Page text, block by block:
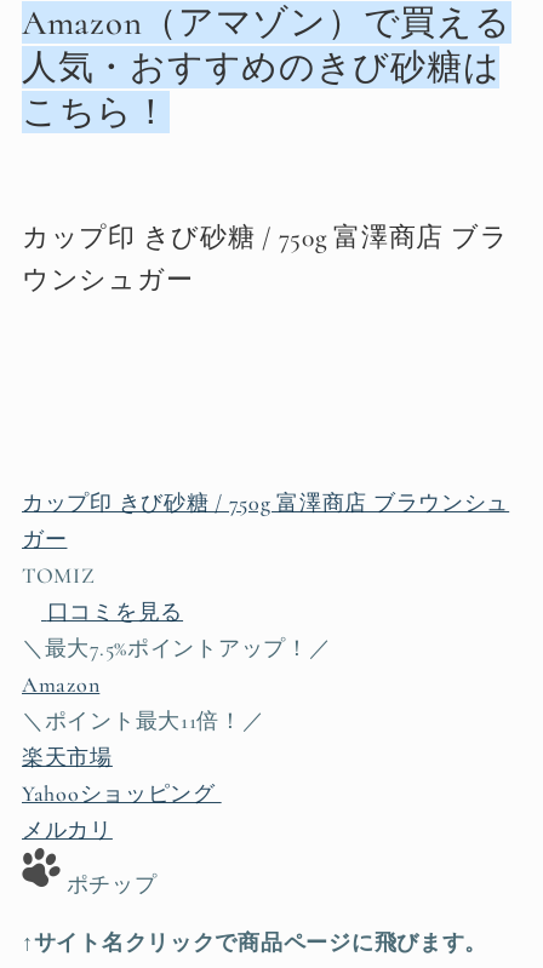
Amazon（アマゾン）で買える
人気・おすすめのきび砂糖は
こちら！
カップ印 きび砂糖 / 750g 富澤商店 ブラ
ウンシュガー
カップ印 きび砂糖 / 750g 富澤商店 ブラウンシュ
ガー
TOMIZ
口コミを見る
＼最大7.5%ポイントアップ！／
Amazon
＼ポイント最大11倍！／
楽天市場
Yahooショッピング
メルカリ
ポチップ
↑サイト名クリックで商品ページに飛びます。